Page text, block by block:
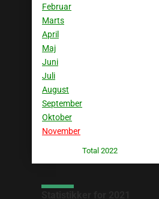
Februar
Marts
April
Maj
Juni
Juli
August
September
Oktober
November
Total 2022